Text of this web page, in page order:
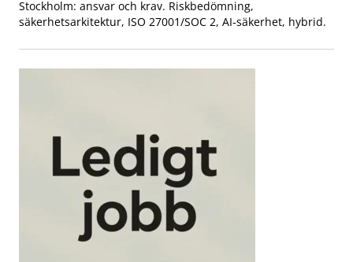
Stockholm: ansvar och krav. Riskbedömning,
säkerhetsarkitektur, ISO 27001/SOC 2, AI‑säkerhet, hybrid.